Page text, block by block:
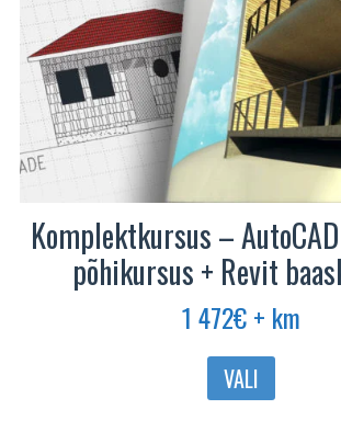
Komplektkursus –
põhikursus + Revit
1 472€+ km
VALI